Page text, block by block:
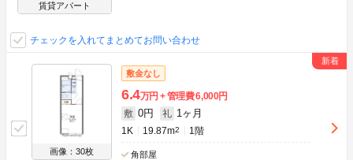
賃貸アパート
チェックを入れてまとめてお問い合わせ
画像：30枚
敷金なし
6.4万円 管理費6,000円
敷 0円 礼 1ヶ月
1K 19.87m2 1階
角部屋